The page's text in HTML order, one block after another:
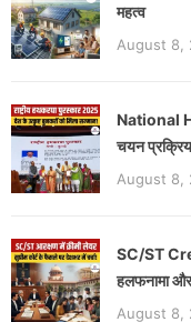
महत्व
August 8,
National
चयन
August 8,
SC/ST
हलफनामा
August 8,